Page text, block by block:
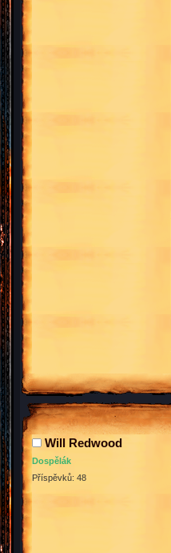
Will Redwood
Dospělák
Příspěvků: 48